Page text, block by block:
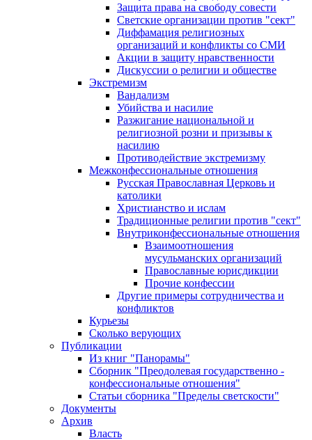
Защита права на свободу совести
Светские организации против "сект"
Диффамация религиозных
организаций и конфликты со СМИ
Акции в защиту нравственности
Дискуссии о религии и обществе
Экстремизм
Вандализм
Убийства и насилие
Разжигание национальной и
религиозной розни и призывы к
насилию
Противодействие экстремизму
Межконфессиональные отношения
Русская Православная Церковь и
католики
Христианство и ислам
Традиционные религии против "сект"
Внутриконфессиональные отношения
Взаимоотношения
мусульманских организаций
Православные юрисдикции
Прочие конфессии
Другие примеры сотрудничества и
конфликтов
Курьезы
Сколько верующих
Публикации
Из книг "Панорамы"
Сборник "Преодолевая государственно -
конфессиональные отношения"
Статьи сборника "Пределы светскости"
Документы
Архив
Власть